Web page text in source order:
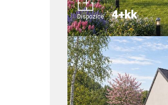
Dispozice: 4+kk